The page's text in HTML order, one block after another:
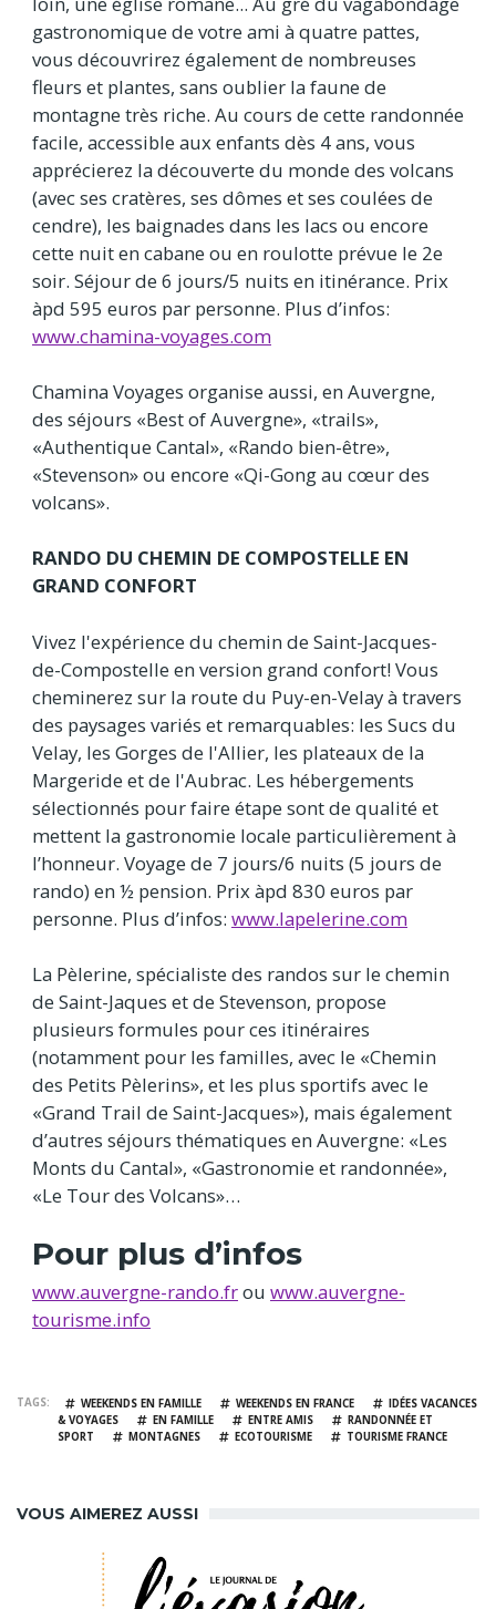
gastronomique de votre ami à quatre pattes,
vous découvrirez également de nombreuses
fleurs et plantes, sans oublier la faune de
montagne très riche. Au cours de cette randonnée
facile, accessible aux enfants dès 4 ans, vous
apprécierez la découverte du monde des volcans
(avec ses cratères, ses dômes et ses coulées de
cendre), les baignades dans les lacs ou encore
cette nuit en cabane ou en roulotte prévue le 2e
soir. Séjour de 6 jours/5 nuits en itinérance. Prix
àpd 595 euros par personne. Plus d’infos:
www.chamina-voyages.com
Chamina Voyages organise aussi, en Auvergne,
des séjours «Best of Auvergne», «trails»,
«Authentique Cantal», «Rando bien-être»,
«Stevenson» ou encore «Qi-Gong au cœur des
volcans».
RANDO DU CHEMIN DE COMPOSTELLE EN
GRAND CONFORT
Vivez l'expérience du chemin de Saint-Jacques-
de-Compostelle en version grand confort! Vous
cheminerez sur la route du Puy-en-Velay à travers
des paysages variés et remarquables: les Sucs du
Velay, les Gorges de l'Allier, les plateaux de la
Margeride et de l'Aubrac. Les hébergements
sélectionnés pour faire étape sont de qualité et
mettent la gastronomie locale particulièrement à
l’honneur. Voyage de 7 jours/6 nuits (5 jours de
rando) en ½ pension. Prix àpd 830 euros par
personne. Plus d’infos: www.lapelerine.com
La Pèlerine, spécialiste des randos sur le chemin
de Saint-Jaques et de Stevenson, propose
plusieurs formules pour ces itinéraires
(notamment pour les familles, avec le «Chemin
des Petits Pèlerins», et les plus sportifs avec le
«Grand Trail de Saint-Jacques»), mais également
d’autres séjours thématiques en Auvergne: «Les
Monts du Cantal», «Gastronomie et randonnée»,
«Le Tour des Volcans»…
Pour plus d’infos
www.auvergne-rando.frou www.auvergne-
tourisme.info
TAGS WEEKENDS EN FAMILLE WEEKENDS EN FRANCE
IDÉES VACANCES
& VOYAGES
EN FAMILLE ENTRE AMIS
RANDONNÉE ET
SPORT
MONTAGNES ECOTOURISME TOURISME FRANCE
VOUS AIMEREZ AUSSI